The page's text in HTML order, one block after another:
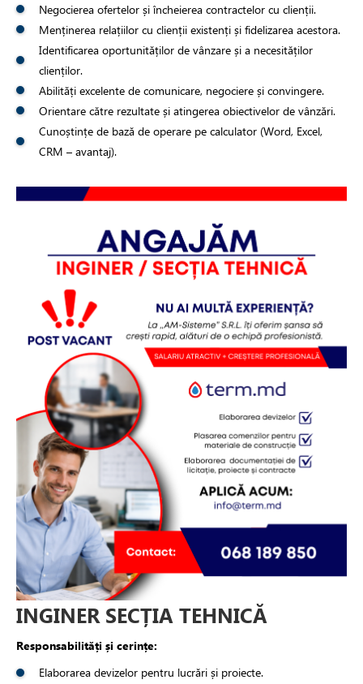
Negocierea ofertelor și încheierea contractelor cu clienții.
Menținerea relațiilor cu clienții existenți și fidelizarea acestora.
Identificarea oportunităților de vânzare și a necesităților
clienților.
Abilități excelente de comunicare, negociere și convingere.
Orientare către rezultate și atingerea obiectivelor de vânzări.
Cunoștințe de bază de operare pe calculator (Word, Excel,
CRM – avantaj).
INGINER SECȚIA TEHNICĂ
Responsabilități și cerințe:
Elaborarea devizelor pentru lucrări și proiecte.